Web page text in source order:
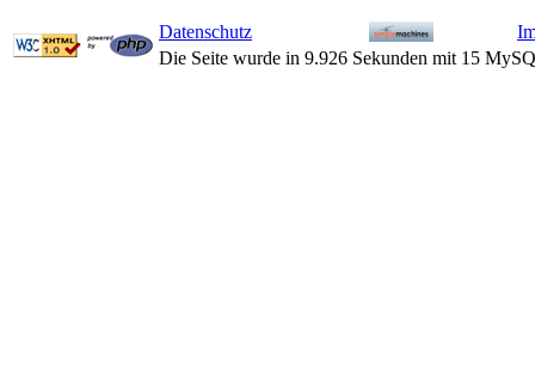
Datenschutz
Die Seite wurde in 9.926 Sekunden mit 15